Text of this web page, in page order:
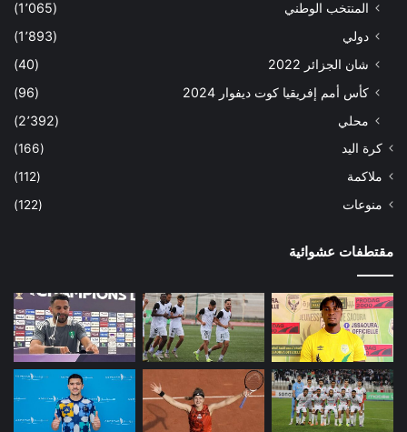
المنتخب الوطني
(1٬065)
دولي
(1٬893)
شان الجزائر 2022
(40)
كأس أمم إفريقيا كوت ديفوار 2024
(96)
محلي
(2٬392)
كرة اليد
(166)
ملاكمة
(112)
منوعات
(122)
مقتطفات عشوائية